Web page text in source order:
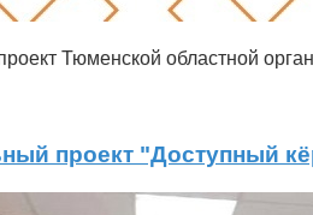
Тюменской областной
проект "Доступный